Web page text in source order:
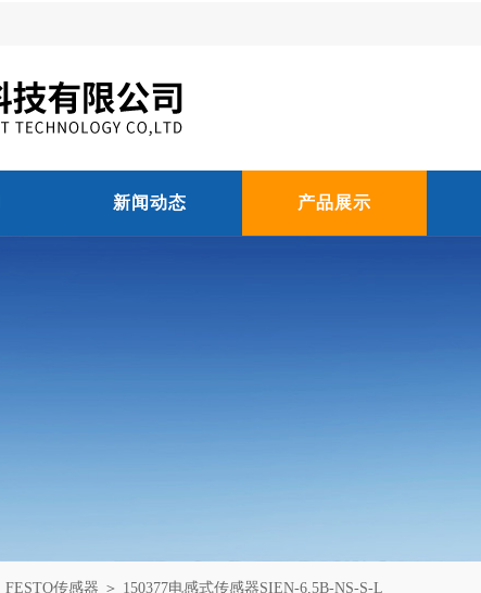
新闻动态 产品展示
FESTO传感器 ＞ 150377电感式传感器SIEN-6,5B-NS-S-L